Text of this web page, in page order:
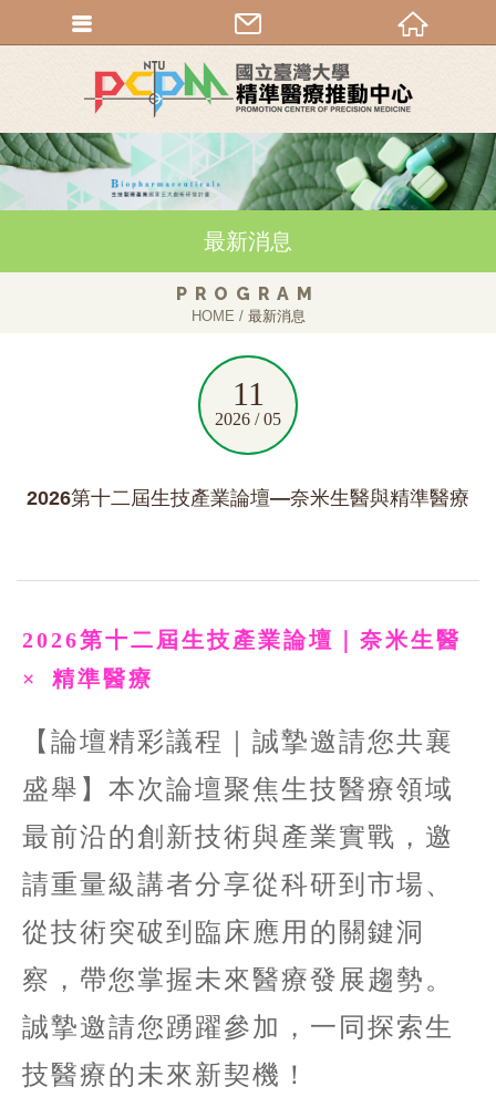
最新消息
PROGRAM
HOME 最新消息
11
2026 / 05
2026第十二屆生技產業論壇—奈米生醫與精準醫療
2026第十二屆生技產業論壇｜奈米生醫
× 精準醫療
【論壇精彩議程｜誠摯邀請您共襄
盛舉】本次論壇聚焦生技醫療領域
最前沿的創新技術與產業實戰，邀
請重量級講者分享從科研到市場、
從技術突破到臨床應用的關鍵洞
察，帶您掌握未來醫療發展趨勢。
誠摯邀請您踴躍參加，一同探索生
技醫療的未來新契機！